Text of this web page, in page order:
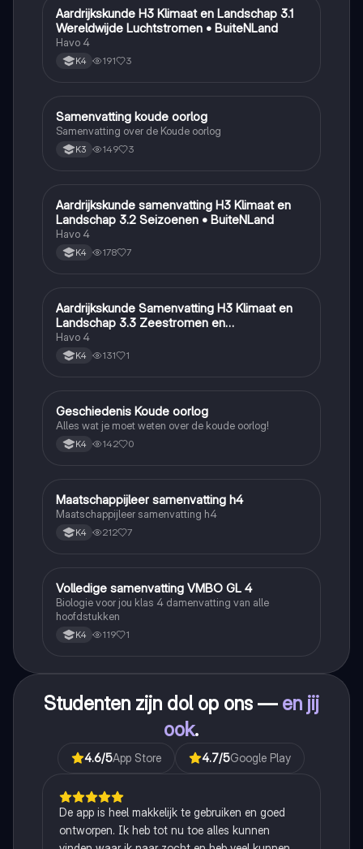
Aardrijkskunde
Aardrijkskunde H3 Klimaat en Landschap 3.1
Wereldwijde Luchtstromen • BuiteNLand
Havo 4
K4 191 3
Geschiedenis
Samenvatting koude oorlog
Samenvatting over de Koude oorlog
K3 149 3
Aardrijkskunde
Aardrijkskunde samenvatting H3 Klimaat en
Landschap 3.2 Seizoenen • BuiteNLand
Havo 4
K4 178 7
Aardrijkskunde
Aardrijkskunde Samenvatting H3 Klimaat en
Landschap 3.3 Zeestromen en
Klimaatgebieden • BuiteNLand
Havo 4
K4 131 1
Geschiedenis
Geschiedenis Koude oorlog
Alles wat je moet weten over de koude oorlog!
K4 142 0
Maatschappijleer
Maatschappijleer samenvatting h4
Maatschappijleer samenvatting h4
K4 212 7
Biologie
Volledige samenvatting VMBO GL 4
Biologie voor jou klas 4 damenvatting van alle
hoofdstukken
K4 119 1
Studenten zijn dol op ons — en jij
ook.
4.6/5App Store 4.7/5Google Play
De app is heel makkelijk te gebruiken en goed
ontworpen. Ik heb tot nu toe alles kunnen